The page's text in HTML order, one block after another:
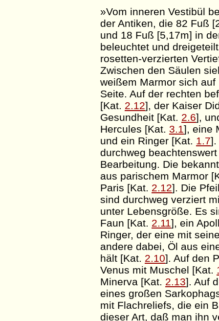
»Vom inneren Vestibül
der Antiken, die 82 Fuß
und 18 Fuß [5,17m] in
beleuchtet und
rosetten-verzierten
Zwischen den Säulen
weißem Marmor sich
Seite. Auf der rechten
[Kat. 2.12], der Kaiser
Gesundheit [Kat. 2.6],
Hercules [Kat. 3.1], eine
und ein Ringer [Kat. 1.7].
durchweg
Bearbeitung. Die
aus parischem Marmor
Paris [Kat. 2.12]. Die
sind durchweg verziert
unter Lebensgröße. Es
Faun [Kat. 2.11], ein
Ringer, der eine mit
andere dabei, Öl aus
hält [Kat. 2.10]. Auf den
Venus mit Muschel [Kat.
Minerva [Kat. 2.13]. Auf
eines großen
mit Flachreliefs, die ein
dieser Art, daß man ihn